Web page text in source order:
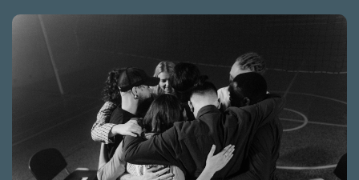
Zapraszamy do udziału w grupie
psychoterapeutycznej prowadzonej w nurcie analizy